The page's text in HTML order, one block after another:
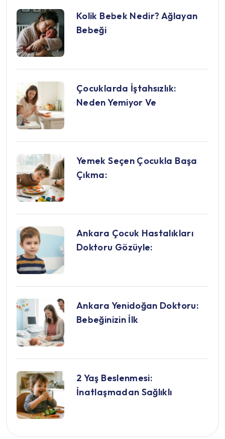
Kolik Bebek Nedir? Ağlayan
Bebeği
Çocuklarda İştahsızlık:
Neden Yemiyor Ve
Yemek Seçen Çocukla Başa
Çıkma:
Ankara Çocuk Hastalıkları
Doktoru Gözüyle:
Ankara Yenidoğan Doktoru:
Bebeğinizin İlk
2 Yaş Beslenmesi:
İnatlaşmadan Sağlıklı